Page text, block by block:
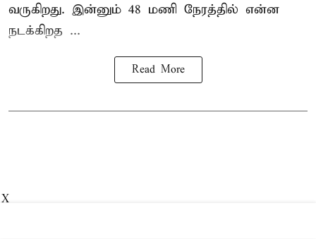
வருகிறது. இன்னும் 48 மணி நேரத்தில் என்ன
நடக்கிறத ...
Read More
X